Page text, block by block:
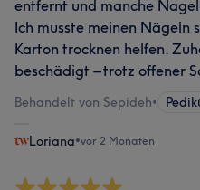
entfernt und manche
Ich musste meinen Nägeln
Karton trocknen helfen.
beschädigt – trotz offener
Behandelt von Sepideh•
Loriana•vor 2 Monaten